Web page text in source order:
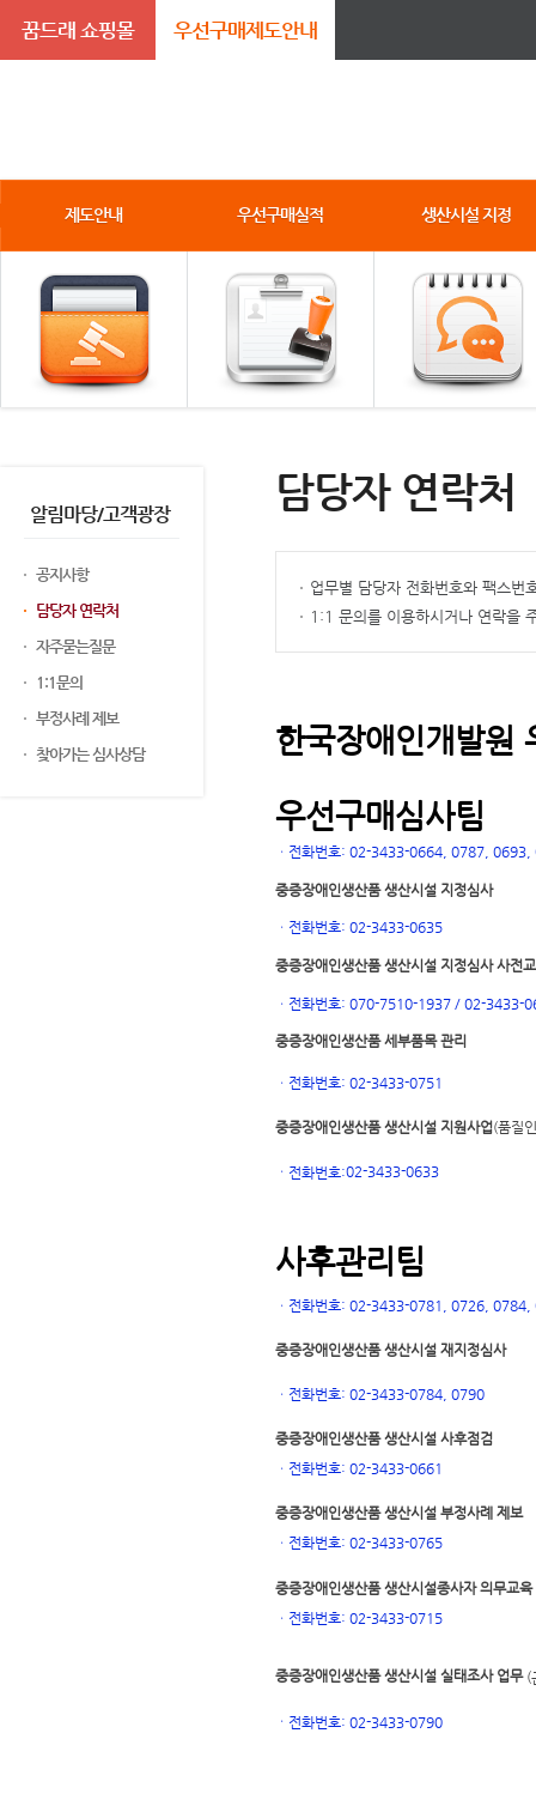
꿈드래 쇼핑몰 우선구매제도안내
제도안내 우선구매실적 생산시설 지정
알림마당/고객광장
공지사항
담당자 연락처
자주묻는질문
1:1문의
부정사례 제보
찾아가는 심사상담
담당자 연락처
업무별 담당자 전화번호와 팩스번
1:1 문의를 이용하시거나 연락을
한국장애인개발원
우선구매심사팀
ㆍ 전화번호: 02-3433-0664, 0787,
중증장애인생산품 생산시설 지정심사
ㆍ 전화번호: 02-3433-0635
중증장애인생산품 생산시설 지정심사 사전
ㆍ 전화번호: 070-7510-1937 / 02-3433-
중증장애인생산품 세부품목 관리
ㆍ 전화번호: 02-3433-0751
중증장애인생산품 생산시설 지원사업(품질
ㆍ 전화번호:02-3433-0633
사후관리팀
ㆍ 전화번호: 02-3433-0781, 0726,
중증장애인생산품 생산시설 재지정심사
ㆍ 전화번호: 02-3433-0784, 0790
중증장애인생산품 생산시설 사후점검
ㆍ 전화번호: 02-3433-0661
중증장애인생산품 생산시설 부정사례 제보
ㆍ 전화번호: 02-3433-0765
중증장애인생산품 생산시설종사자 의무교육
ㆍ 전화번호: 02-3433-0715
중증장애인생산품 생산시설 실태조사 업무 (
ㆍ 전화번호: 02-3433-0790